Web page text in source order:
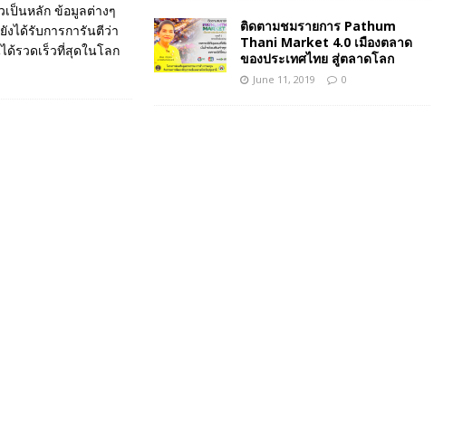
ป็นหลัก ข้อมูลต่างๆ
งได้รับการการันตีว่า
รวดเร็วที่สุดในโลก
ติดตามชมรายการ Pathum
Thani Market 4.0 เมืองตลาด
ของประเทศไทย สู่ตลาดโลก
June 11, 2019 0